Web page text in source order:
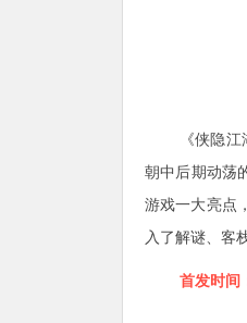
《侠隐
朝中后期动荡
游戏一大亮点
入了解谜、客
首发时间